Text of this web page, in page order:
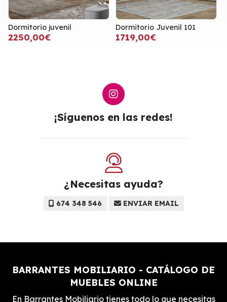
Dormitorio juvenil
2250,00€
Dormitorio Juvenil 101
1719,00€
¡Síguenos en las redes!
¿Necesitas ayuda?
674 348 546 ENVIAR EMAIL
BARRANTES MOBILIARIO - CATÁLOGO DE
MUEBLES ONLINE
En Barrantes Mobiliario tienes todo lo que necesitas